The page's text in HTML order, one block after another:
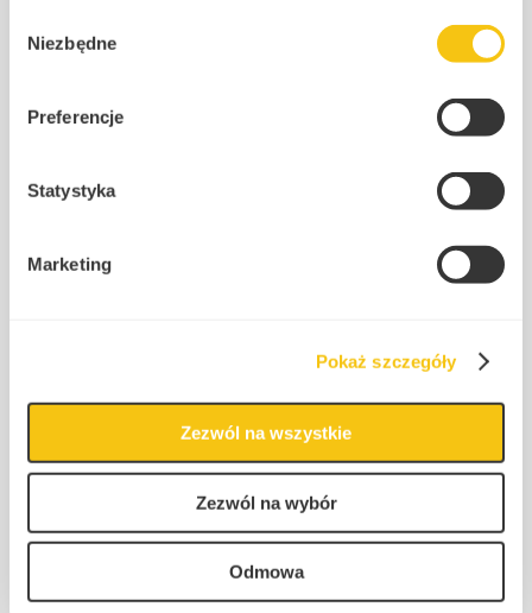
zgody
Niezbędne
Preferencje
Statystyka
Marketing
Pokaż szczegóły
Zezwól na wszystkie
Zezwól na wybór
Odmowa
dotyczącą opodatkowania
oznacza i dlaczego podjął taką
decyzję?
2025-11-28
Fundacja Rodzinna
Prezydent Karol Nawrocki zdecydował wczoraj (27.11.2025 r.) o
zawetowaniu nowelizacji przepisów podatkowych, które miały